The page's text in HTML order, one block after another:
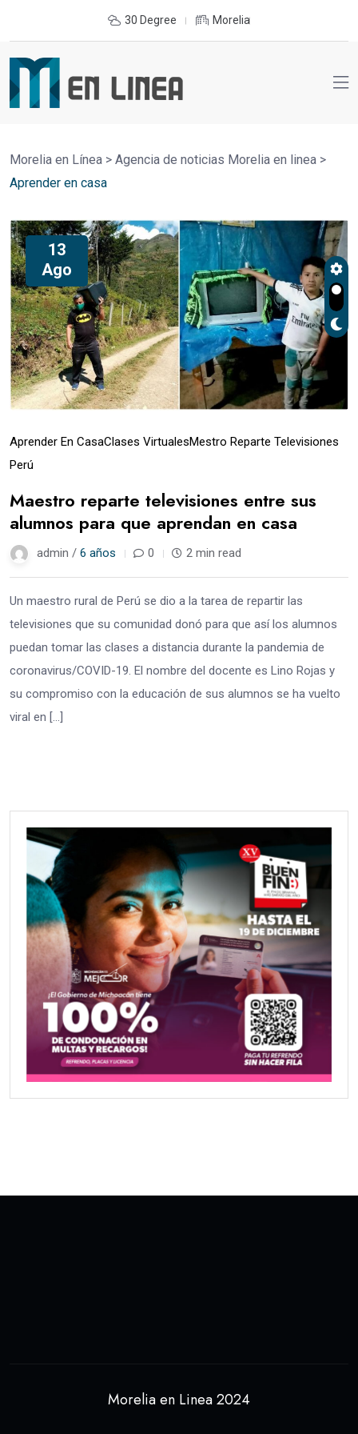
30 Degree Morelia
Morelia en Línea > Agencia de noticias Morelia en linea >
Aprender en casa
13
Ago
Aprender En CasaClases VirtualesMestro Reparte Televisiones
Perú
Maestro reparte televisiones entre sus
alumnos para que aprendan en casa
admin / 6 años 0 2 min read
Un maestro rural de Perú se dio a la tarea de repartir las
televisiones que su comunidad donó para que así los alumnos
puedan tomar las clases a distancia durante la pandemia de
coronavirus/COVID-19. El nombre del docente es Lino Rojas y
su compromiso con la educación de sus alumnos se ha vuelto
viral en […]
Morelia en Linea 2024